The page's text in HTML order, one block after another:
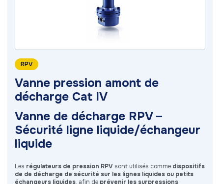
RPV
Vanne pression amont de
décharge Cat IV
Vanne de décharge RPV –
Sécurité ligne liquide/échangeur
liquide
Les régulateurs de pression RPV sont utilisés comme dispositifs
de de décharge de sécurité sur les lignes liquides ou petits
échangeurs liquides, afin de prévenir les surpressions